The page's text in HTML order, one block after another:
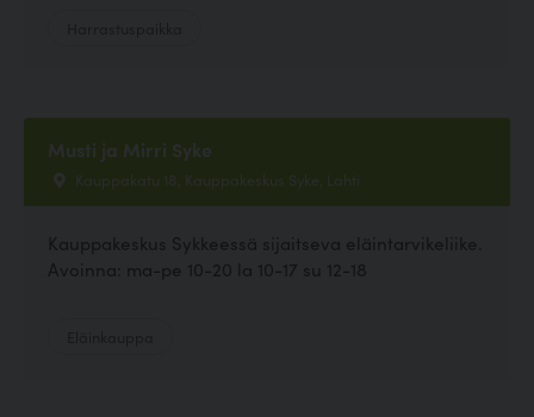
Musti ja Mirri Syke
Kauppakatu 18, Kauppakeskus Syke, Lahti
Kauppakeskus Sykkeessä sijaitseva eläintarvikeliike.
Avoinna: ma-pe 10-20 la 10-17 su 12-18